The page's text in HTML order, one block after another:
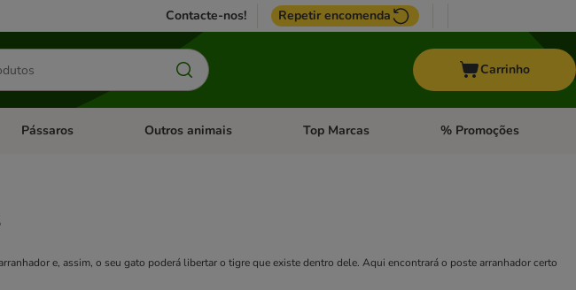
Contacte-nos! Repetir encomenda
Carrinho
Antiparasitários
Abrir menu de categoria: Roedores
Pássaros Abrir menu de categoria: Pássaros
Outros animais Abrir menu de categoria: Outros animais
Top Marcas Abrir menu de categoria:
% Promoções
e, assim, o seu gato poderá libertar o tigre que existe dentro dele. Aqui encontrará o poste arranhador certo